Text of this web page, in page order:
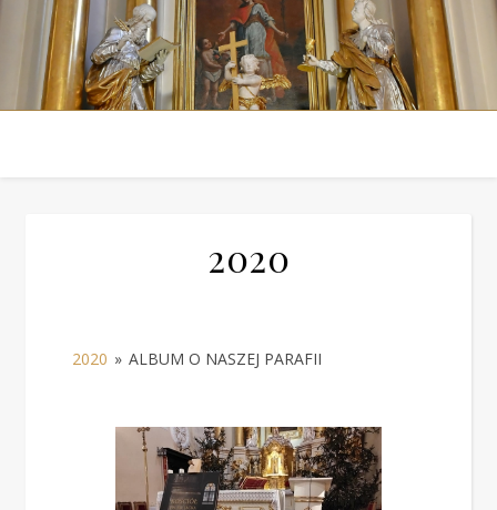
2020
2020 » ALBUM O NASZEJ PARAFII